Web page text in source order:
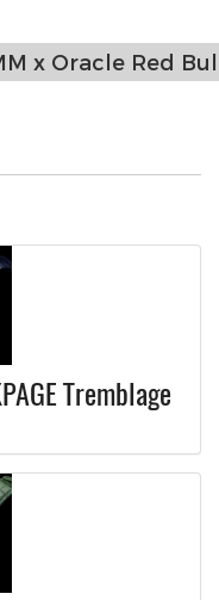
x Oracle Red
Tremblage